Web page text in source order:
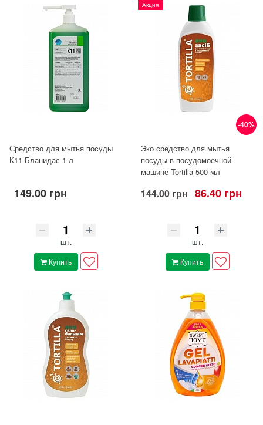
Средство для мытья посуды
К11 Бланидас 1 л
149.00 грн
шт.
Купить
-40%
Акция
Эко средство для мытья
посуды в посудомоечной
машине Tortilla 500 мл
144.00 грн 86.40 грн
шт.
Купить